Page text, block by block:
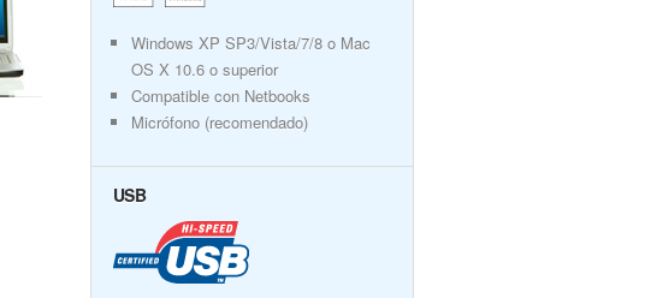
Windows XP SP3/Vista/7/8 o Mac
OS X 10.6 o superior
Compatible con Netbooks
Micrófono (recomendado)
USB